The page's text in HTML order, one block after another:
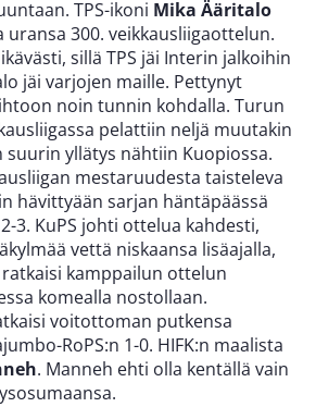
TPS-ikoni Mika Ääritalo
300. veikkausliigaottelun.
sillä TPS jäi Interin jalkoihin
jäi varjojen maille. Pettynyt
noin tunnin kohdalla. Turun
pelattiin neljä muutakin
suurin yllätys nähtiin Kuopiossa.
mestaruudesta taisteleva
hävittyään sarjan häntäpäässä
3. KuPS johti ottelua kahdesti,
vettä niskaansa lisäajalla,
ratkaisi kamppailun ottelun
komealla nostollaan.
voitottoman putkensa
RoPS:n 1-0. HIFK:n maalista
. Manneh ehti olla kentällä vain